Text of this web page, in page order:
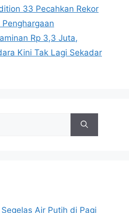
33 Pecahkan Rekor
Rp 3,3 Juta,
Kini Tak Lagi Sekadar
Air Putih di Pagi